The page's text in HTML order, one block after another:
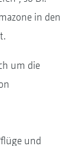
in den
um die
und